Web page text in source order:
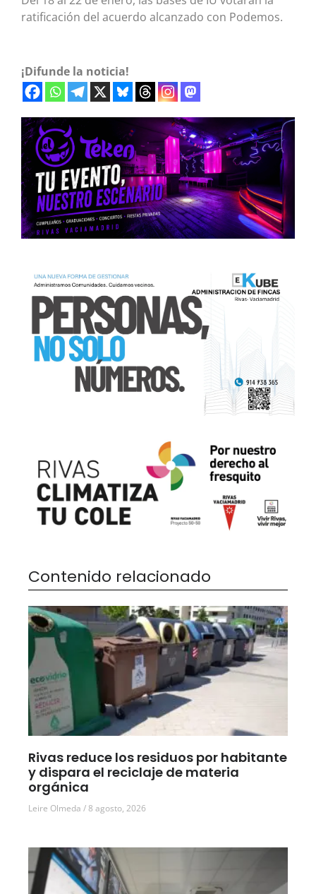
ratificación del acuerdo alcanzado con Podemos.
¡Difunde la noticia!
Contenido relacionado
Rivas reduce los residuos por habitante
y dispara el reciclaje de materia
orgánica
Leire Olmeda 8 agosto, 2026